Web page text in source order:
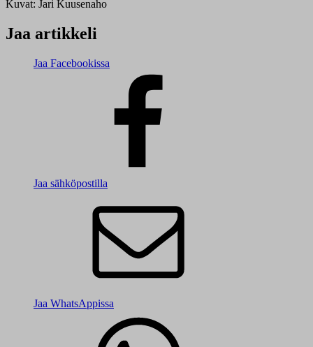
Kuvat: Jari Kuusenaho
Jaa artikkeli
Jaa Facebookissa
Jaa sähköpostilla
Jaa WhatsAppissa